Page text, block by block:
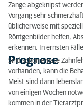
Zange abgeknipst
Vorgang sehr
üblicherweise mit
Röntgenbilder helfen,
erkennen. In ernsten
Prognose
Sind schon ernste
vorhanden, kann die
Meist sind dann
von einigen Wochen
kommen in der